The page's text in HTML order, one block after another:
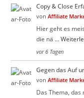
Copy & Close
vonAffiliate
Hier geht es
die nä …
vor 6 Tagen
Gegen das Auf
vonAffiliate
Das Thema,